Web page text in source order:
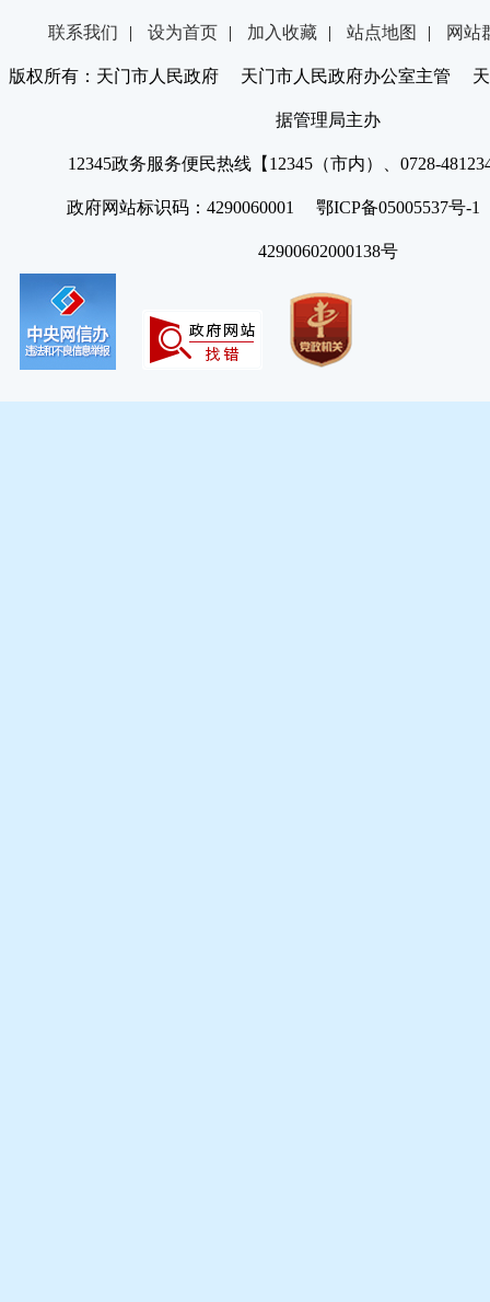
联系我们 | 设为首页 | 加入收藏 | 站点地图 | 网站
版权所有：天门市人民政府 天门市人民政府办公室主管 天
据管理局主办
12345政务服务便民热线【12345（市内）、0728-
政府网站标识码：4290060001 鄂ICP备05005537号
42900602000138号